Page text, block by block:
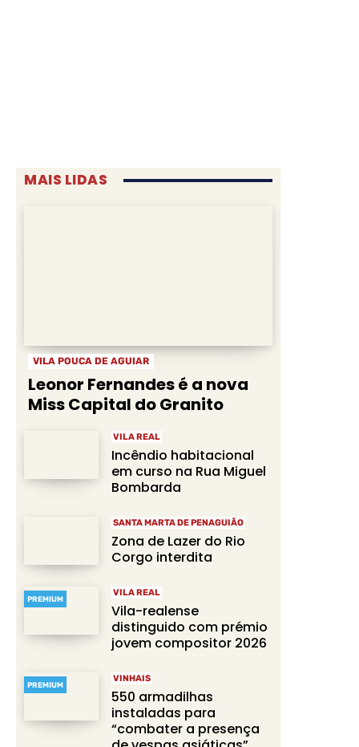
MAIS LIDAS
VILA POUCA DE AGUIAR
Leonor Fernandes é a nova
Miss Capital do Granito
VILA REAL
Incêndio habitacional
em curso na Rua Miguel
Bombarda
SANTA MARTA DE PENAGUIÃO
Zona de Lazer do Rio
Corgo interdita
PREMIUM
VILA REAL
Vila-realense
distinguido com prémio
jovem compositor 2026
PREMIUM
VINHAIS
550 armadilhas
instaladas para
“combater a presença